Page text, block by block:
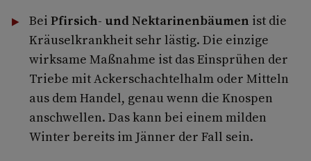
Bei Pfirsich- und Nektarinenbäumen ist die
Kräuselkrankheit sehr lästig. Die einzige
wirksame Maßnahme ist das Einsprühen der
Triebe mit Ackerschachtelhalm oder Mitteln
aus dem Handel, genau wenn die Knospen
anschwellen. Das kann bei einem milden
Winter bereits im Jänner der Fall sein.